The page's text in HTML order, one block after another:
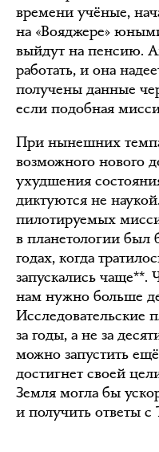
времени учёные,
на «Вояджере»
выйдут на пенсию.
работать, и она
получены данные
если подобная
При нынешних
возможного нового
ухудшения
диктуются не
пилотируемых
в планетологии был
годах, когда
запускались чаще**.
нам нужно больше
Исследовательские
за годы, а не за
можно запустить
достигнет своей
Земля могла бы
и получить ответы с